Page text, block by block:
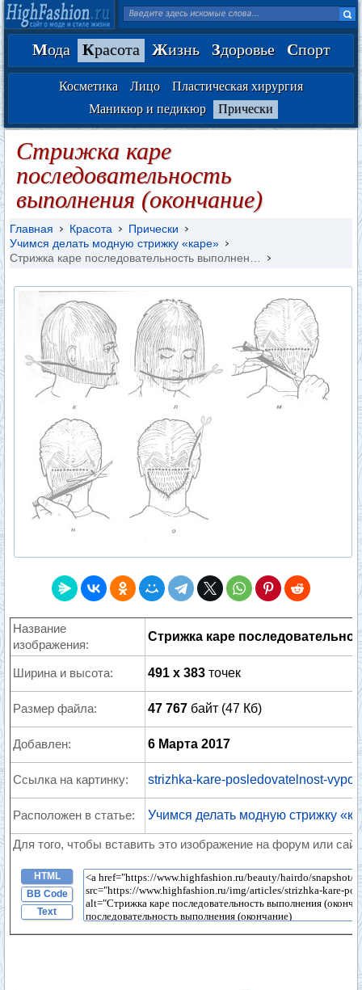
Мода Красота Жизнь Здоровье Спорт
Косметика Лицо
Пластическая хирургия
Маникюр и педикюр
Прически
Стрижка каре
последовательность
выполнения (окончание)
Главная Красота
Прически
Учимся делать модную стрижку «каре»
Стрижка каре последовательность выполнен…
Название
изображения:
Стрижка каре
Ширина и высота: 491 x 383 точек
Размер файла: 47 767 байт (47 Кб)
Добавлен: 6 Марта 2017
Ссылка на картинку: strizhka-kare-posledovatelnost-
Расположен в статье: Учимся делать модную стрижку
Для того, чтобы вставить это изображение на форум или
HTML
BB Code
Text